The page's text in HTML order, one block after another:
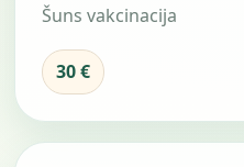
Šuns vakcinacija
30 €